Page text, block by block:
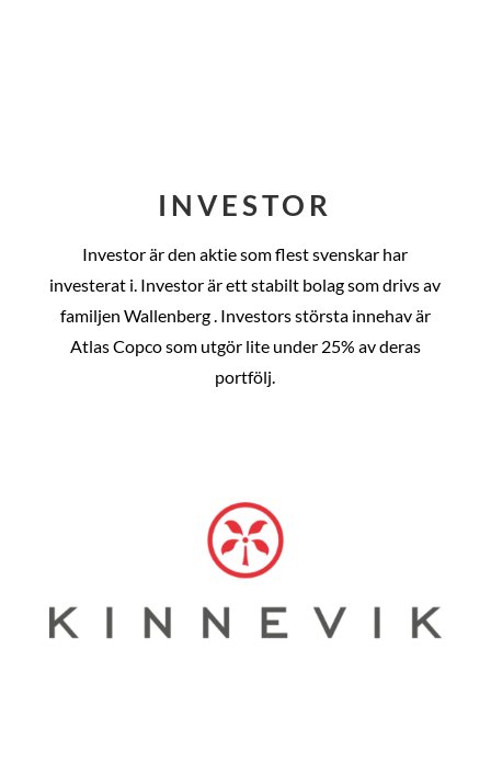
INVESTOR
Investor är den aktie som flest svenskar har
investerat i. Investor är ett stabilt bolag som drivs av
familjen Wallenberg . Investors största innehav är
Atlas Copco som utgör lite under 25% av deras
portfölj.